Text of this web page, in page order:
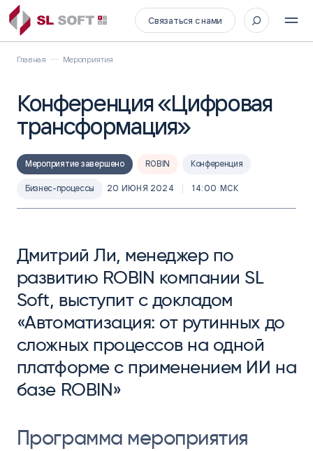
Связаться с нами
Главная Мероприятия
Конференция «Цифровая
трансформация»
Мероприятие завершено ROBIN Конференция
Бизнес-процессы 20 ИЮНЯ 2024 14:00 МСК
Дмитрий Ли, менеджер по
развитию ROBIN компании SL
Soft, выступит с докладом
«Автоматизация: от рутинных до
сложных процессов на одной
платформе с применением ИИ на
базе ROBIN»
Программа мероприятия